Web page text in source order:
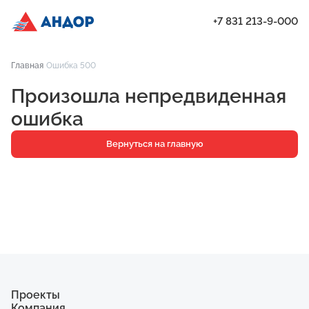
Проекты
Квартиры
Паркинг
Кладовые
+7 831 213-9-000
Главная Ошибка 500
Произошла непредвиденная
ошибка
Вернуться на главную
Проекты